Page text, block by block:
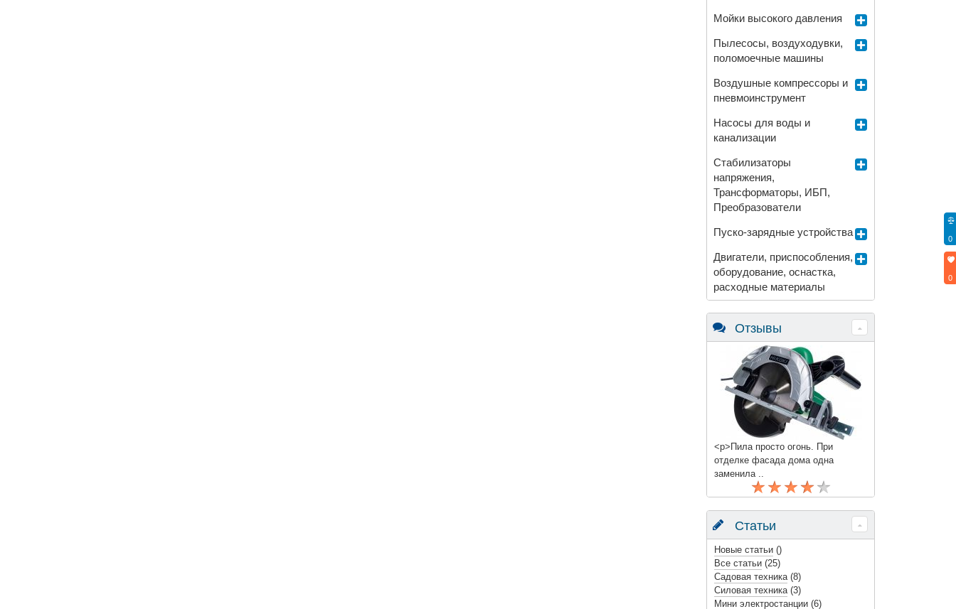
Мойки высокого давления
Пылесосы, воздуходувки,
поломоечные машины
Воздушные компрессоры и
пневмоинструмент
Насосы для воды и
канализации
Стабилизаторы
напряжения,
Трансформаторы, ИБП,
Преобразователи
Пуско-зарядные устройства
Двигатели, приспособления,
оборудование, оснастка,
расходные материалы
Отзывы
<p>Пила просто огонь. При
отделке фасада дома одна
заменила ..
Статьи
Новые статьи ()
Все статьи (25)
Садовая техника (8)
Силовая техника (3)
Мини электростанции (6)
0
0